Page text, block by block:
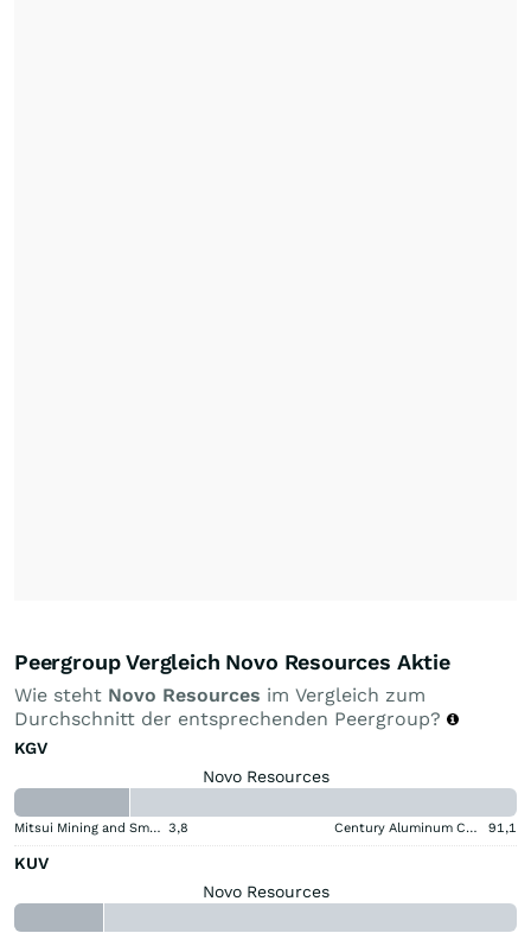
Peergroup Vergleich Novo Resources Aktie
Wie steht Novo Resources im Vergleich zum
Durchschnitt der entsprechenden Peergroup?
KGV
Novo Resources
Mitsui Mining and Smelting Company 3,8 Century Aluminum Company 91,1
KUV
Novo Resources